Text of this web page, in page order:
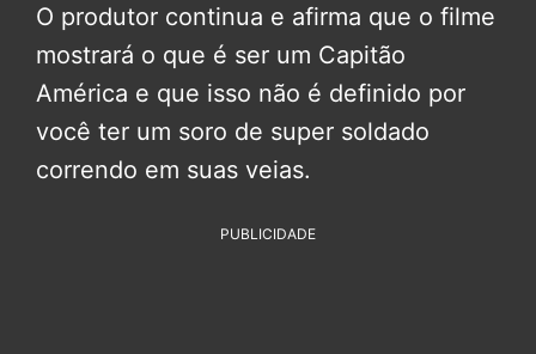
O produtor continua e afirma que o filme
mostrará o que é ser um Capitão
América e que isso não é definido por
você ter um soro de super soldado
correndo em suas veias.
PUBLICIDADE